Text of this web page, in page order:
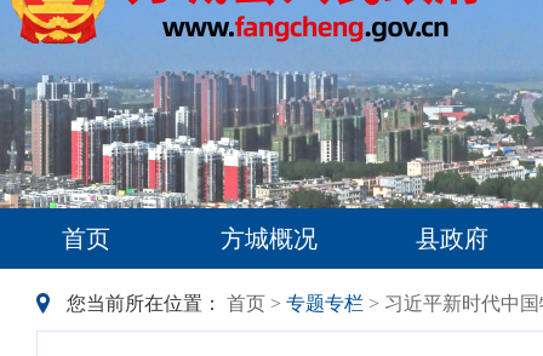
首页 方城概况 县政府
您当前所在位置： 首页 > 专题专栏 > 习近平新时代中